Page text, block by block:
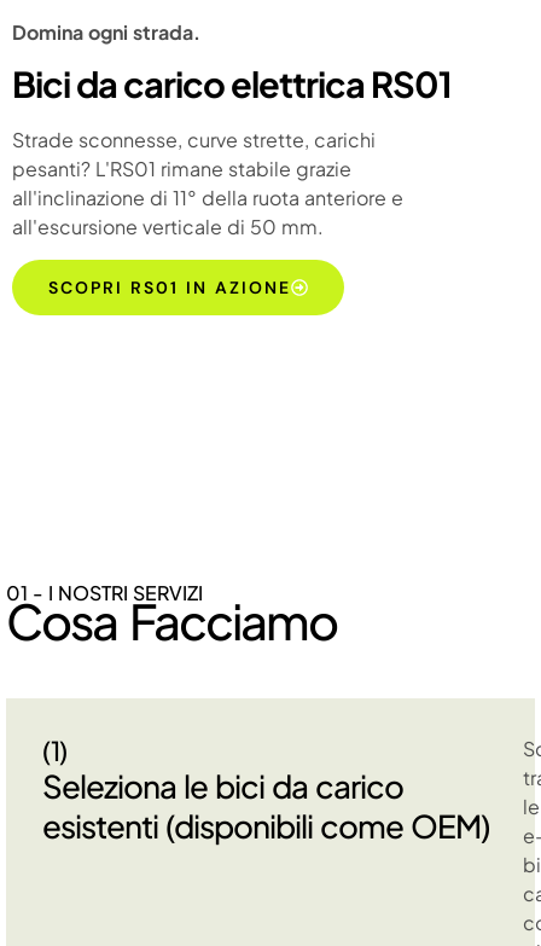
Domina ogni strada.
Bici da carico elettrica RS01
Strade sconnesse, curve strette, carichi
pesanti? L'RS01 rimane stabile grazie
all'inclinazione di 11° della ruota anteriore e
all'escursione verticale di 50 mm.
SCOPRI RS01 IN AZIONE
01 - I NOSTRI SERVIZI
Cosa Facciamo
(1)
Seleziona le bici da carico
esistenti (disponibili come OEM)
le